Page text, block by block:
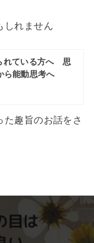
しれません
れている方へ 思
ら能動思考へ
趣旨のお話をさ